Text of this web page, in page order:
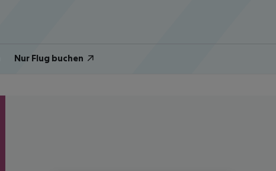
Nur Flug buchen